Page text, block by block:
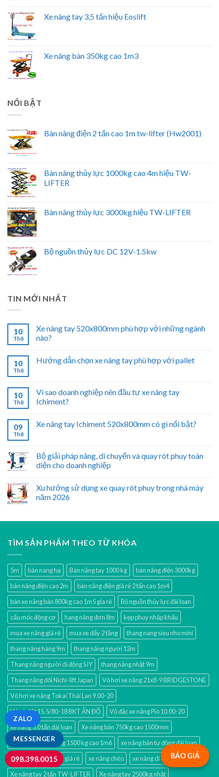
MESSENGER
ZALO
098.398.0015
Xe nâng tay 3,5 tấn hiệu Eoslift
Xe nâng bàn 350kg cao 1m3
NỔI BẬT
Bàn nâng điện 2 tấn cao 1m tw-lifter (Hw2001)
Bàn nâng thủy lực 1000kg cao 4m hiệu TW-
LIFTER
Bàn nâng thủy lực 3000kg hiệu TW-LIFTER
Bộ nguồn thủy lực DC 12V-1.5kw
TIN MỚI NHẤT
10
Th8
Xe nâng tay 520x800mm phù hợp với những ngành
nào?
10
Th8
Hướng dẫn chọn xe nâng tay phù hợp với pallet
10
Th8
Vì sao doanh nghiệp nên đầu tư xe nâng tay
Ichiment?
09
Th8
Xe nâng tay Ichiment 520x800mm có gì nổi bật?
Bộ giải pháp nâng, di chuyển và quay rót phuy toàn
diện cho doanh nghiệp
Xu hướng sử dụng xe quay rót phuy trong nhà máy
năm 2026
TÌM SẢN PHẨM THEO TỪ KHÓA
5m bàn nang hạ Bàn nâng tay 1000 kg
bàn nâng điện 3000kg
bàn nâng điện cao 2m
bàn nâng điện giá rẻ 2 tấn cao 1m4
bán xe nâng bàn 800kg cao 1m5 gía rẻ
Bộ nguồn thủy lực đài loan
cẩu móc động cơ
hang nâng đơn 8m
kẹp phuy nhập khẩu
mua xe nâng giá rẻ
mua xe đẩy 2 tầng
thang nang sieu nho mini
thang nâng hàng 9m
thang nâng người 12m
Thang nâng người di động SJY
thang nâng nhật 9m
Thang nâng đôi Nichi-lift Japan
Vỏ hơi xe nâng 21x8-9 BRIDGESTONE
Vỏ hơi xe nâng Tokai Thái Lan 9.00-20
Vỏ xúc lật 15.5/80-18 BKT ẤN ĐỘ
Vỏ đặc xe nâng Pio 10.00-20
xe nâng 3.0 tấn đài loan
Xe nâng bàn 750kg cao 1500mm
Xe nâng bán tự động 1500 kg cao 1m6
xe nâng bán tự động đài loan
xe nâng cao 1000kg giá rẻ
xe nâng chéo
xe nâng di chuyển phuy
Xe nâng tay 2 tấn TW-LIFTER
Xe nâng tay 2500kg nhật
BÁO GIÁ